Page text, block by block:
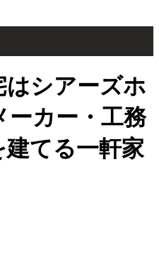
はシアーズホ
ーカー・工務
建てる一軒家